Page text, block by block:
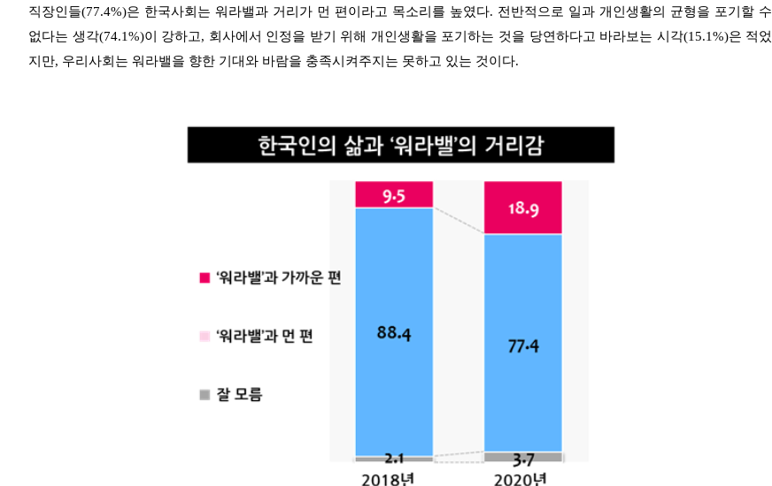
직장인들(77.4%)은 한국사회는 워라밸과 거리가 먼 편이라고 목소리를 높였다. 전반적으로 일과 개인생활의 균형을 포기할 수
없다는 생각(74.1%)이 강하고, 회사에서 인정을 받기 위해 개인생활을 포기하는 것을 당연하다고 바라보는 시각(15.1%)은 적었
지만, 우리사회는 워라밸을 향한 기대와 바람을 충족시켜주지는 못하고 있는 것이다.